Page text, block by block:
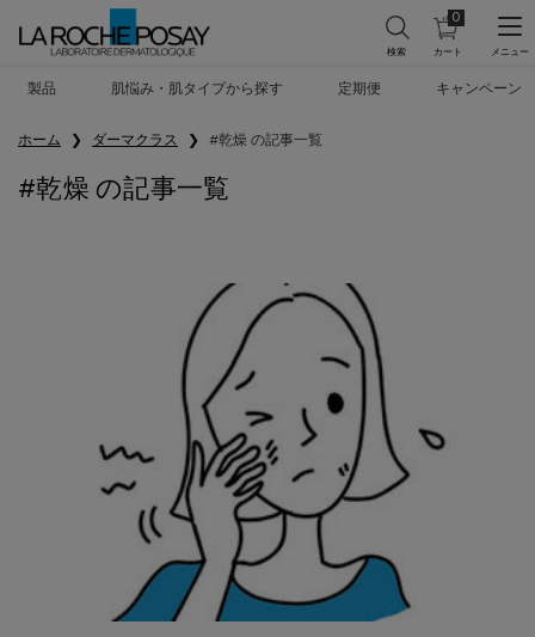
カ
ー
を
0
0 カート内の
製品
肌悩み・肌タイプから探す 定期便 キャンペーン
ホーム ダーマクラス #乾燥 の記事一覧
#乾燥 の記事一覧